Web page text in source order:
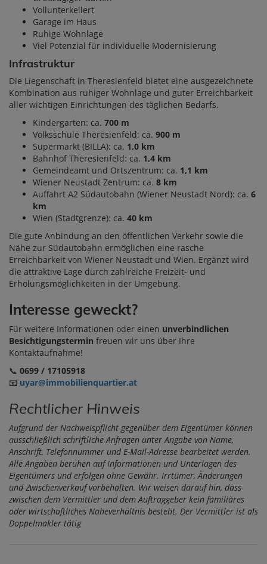
Vollunterkellert
Garage im Haus
Ruhige Wohnlage
Viel Potenzial für individuelle Modernisierung
Infrastruktur
Die Liegenschaft in Theresienfeld bietet eine ausgezeichnete
Kombination aus ruhiger Wohnlage und guter Erreichbarkeit
aller wichtigen Einrichtungen des täglichen Bedarfs.
Kindergarten: ca. 700 m
Volksschule Theresienfeld: ca. 900 m
Supermarkt (BILLA): ca. 1,0 km
Bahnhof Theresienfeld: ca. 1,4 km
Gemeindeamt und Ortszentrum: ca. 1,1 km
Wiener Neustadt Zentrum: ca. 8 km
Auffahrt A2 Südautobahn (Wiener Neustadt Nord): ca. 6
km
Wien (Stadtgrenze): ca. 40 km
Die gute Anbindung an den öffentlichen Verkehr sowie die
Nähe zur Südautobahn ermöglichen eine rasche
Erreichbarkeit von Wiener Neustadt und Wien. Ergänzt wird
die attraktive Lage durch zahlreiche Freizeit- und
Erholungsmöglichkeiten in der Umgebung.
Interesse geweckt?
Für weitere Informationen oder einen unverbindlichen
Besichtigungstermin freuen wir uns über Ihre
Kontaktaufnahme!
📞 0699 / 17105918
📧 uyar@immobilienquartier.at
Rechtlicher Hinweis
Aufgrund der Nachweispflicht gegenüber dem Eigentümer können
ausschließlich schriftliche Anfragen unter Angabe von Name,
Anschrift, Telefonnummer und E-Mail-Adresse bearbeitet werden.
Alle Angaben beruhen auf Informationen und Unterlagen des
Eigentümers und erfolgen ohne Gewähr. Irrtümer, Änderungen
und Zwischenverkauf vorbehalten. Wir weisen darauf hin, dass
zwischen dem Vermittler und dem Auftraggeber kein familiäres
oder wirtschaftliches Naheverhältnis besteht. Der Vermittler ist als
Doppelmakler tätig